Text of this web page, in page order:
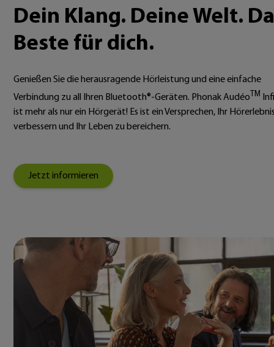
Dein Klang. Deine Welt.
Beste für dich.
Genießen Sie die herausragende Hörleistung und eine einfache
Verbindung zu all Ihren Bluetooth®-Geräten. Phonak Audéo TM
ist mehr als nur ein Hörgerät! Es ist ein Versprechen, Ihr
verbessern und Ihr Leben zu bereichern.
Jetzt informieren